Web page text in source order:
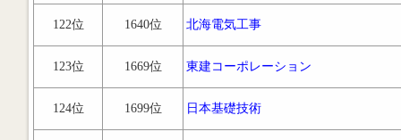
122位 1640位 北海電気工事
123位 1669位 東建コーポレーション
124位 1699位 日本基礎技術